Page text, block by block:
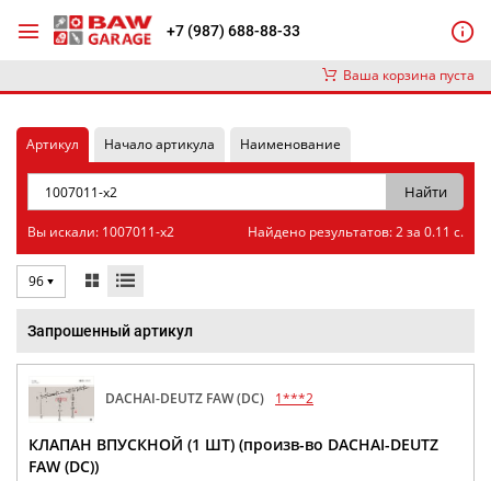
+7 (987) 688-88-33
Ваша корзина пуста
Артикул Начало артикула Наименование
Вы искали: 1007011-x2 Найдено результатов: 2 за 0.11 с.
96
Запрошенный артикул
DACHAI-DEUTZ FAW (DC) 1***2
КЛАПАН ВПУСКНОЙ (1 ШТ) (произв-во DACHAI-DEUTZ
FAW (DC))